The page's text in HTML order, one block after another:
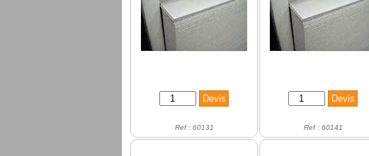
Ref : 60131 Ref : 60141